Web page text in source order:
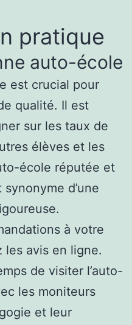
pratique
auto-école
est crucial pour
qualité. Il est
sur les taux de
élèves et les
école réputée et
d’une
à votre
avis en ligne.
de visiter l’auto-
les moniteurs
et leur